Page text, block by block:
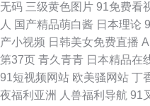
无码 三级黄色图片 91免费看
人 国产精品萌白酱 日本理论
产小视频 日韩美女免费直播
第37页 青久青青 日本精品在
91短视频网站 欧美骚网站 丁
夜福利亚洲
人兽福利导航 91